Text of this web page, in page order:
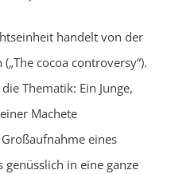
handelt von der
cocoa controversy“).
Thematik: Ein Junge,
Machete
eines
genüsslich in eine ganze